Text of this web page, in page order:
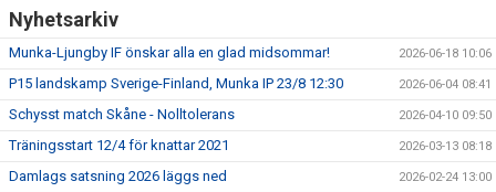
ÖVNINGSBANK
Nyhetsarkiv
Munka-Ljungby IF önskar alla en glad midsommar! 2026-06-18 10:06
P15 landskamp Sverige-Finland, Munka IP 23/8 12:30 2026-06-04 08:41
Schysst match Skåne - Nolltolerans 2026-04-10 09:50
Träningsstart 12/4 för knattar 2021 2026-03-13 08:18
Damlags satsning 2026 läggs ned 2026-02-24 13:00